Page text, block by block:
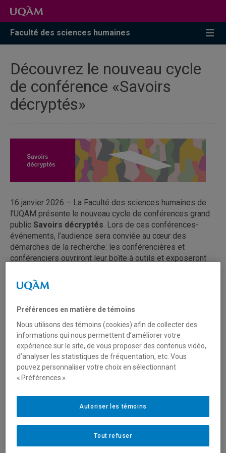
Faculté des sciences humaines
Découvrez le nouveau cycle
de conférence «Savoirs
décryptés»
16 janvier 2026 – La Faculté des sciences humaines de
l’UQAM présente le nouveau cycle de conférences grand
public Savoirs décryptés. Lors de ces conférences-
événements, l’audience sera conviée au cœur des
démarches de la recherche: les conférencières et
conférenciers ouvriront leur boîte à outils et exposeront
connaissances en sciences humaines. Un léger cocktail
sera offert avant les prises de parole. Les conférences du
dans le pavillon Judith-Jasmin (J-1450).
Programmation hiver 2026
la Pompéi antique à la lumière de
leurs graffitis
Un projet pluridisciplinaire en
Préférences en matière de témoins
Nous utilisons des témoins (cookies) afin de collecter des
informations qui nous permettent d’améliorer votre
expérience sur le site, de vous proposer des contenus vidéo,
d’analyser les statistiques de fréquentation, etc. Vous
pouvez personnaliser votre choix en sélectionnant
« Préférences ».
Tout refuser
Autoriser les témoins